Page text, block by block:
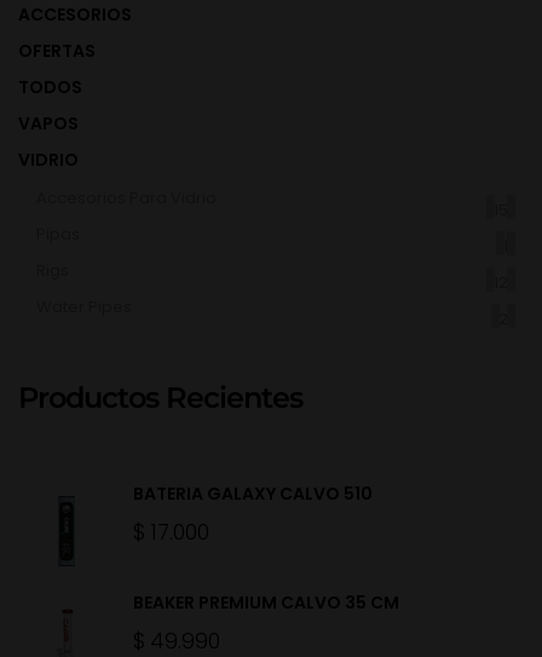
ACCESORIOS
OFERTAS
TODOS
VAPOS
VIDRIO
Productos Recientes
BATERIA GALAXY CALVO 510
$ 17.000
BEAKER PREMIUM CALVO 35 CM
$ 49.990